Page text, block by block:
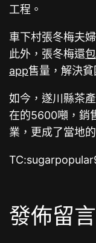
工程。
車下村張冬梅夫
此外，張冬梅還
app售量，解決
如今，遂川縣茶
在的5600噸，銷
業，更成了當地
發佈留言